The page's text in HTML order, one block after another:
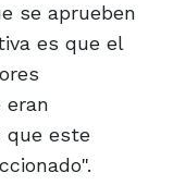
se aprueben
es que el
que este